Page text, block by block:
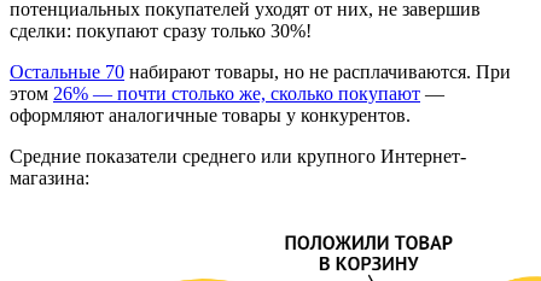
потенциальных покупателей уходят от них, не завершив
сделки: покупают сразу только 30%!
Остальные 70 набирают товары, но не расплачиваются. При
этом 26% — почти столько же, сколько покупают —
оформляют аналогичные товары у конкурентов.
Средние показатели среднего или крупного Интернет-
магазина: